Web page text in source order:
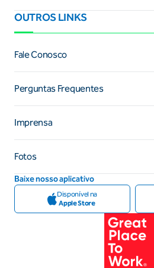
OUTROS LINKS
Fale Conosco
Perguntas Frequentes
Imprensa
Fotos
Baixe nosso aplicativo
Disponível na
Apple Store